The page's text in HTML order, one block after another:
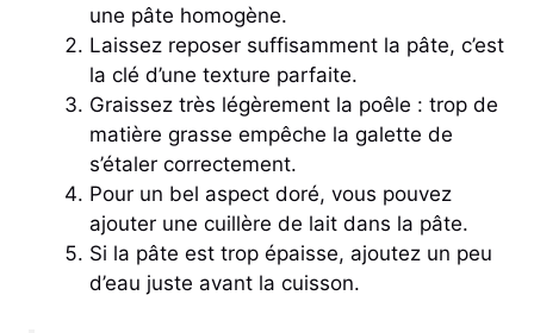
une pâte homogène.
Laissez reposer suffisamment la pâte, c’est
la clé d’une texture parfaite.
Graissez très légèrement la poêle : trop de
matière grasse empêche la galette de
s’étaler correctement.
Pour un bel aspect doré, vous pouvez
ajouter une cuillère de lait dans la pâte.
Si la pâte est trop épaisse, ajoutez un peu
d’eau juste avant la cuisson.